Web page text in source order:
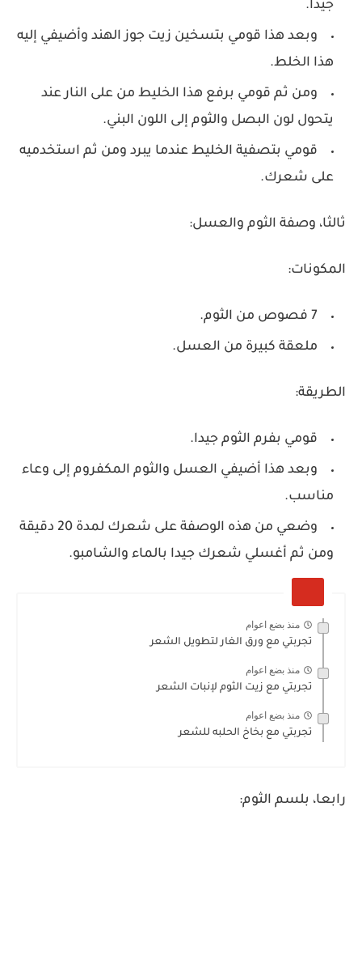
جيدا.
وبعد هذا قومي بتسخين زيت جوز الهند وأضيفي إليه
هذا الخلط.
ومن ثم قومي برفع هذا الخليط من على النار عند
يتحول لون البصل والثوم إلى اللون البني.
قومي بتصفية الخليط عندما يبرد ومن ثم استخدميه
على شعرك.
ثالثا، وصفة الثوم والعسل:
المكونات:
7 فصوص من الثوم.
ملعقة كبيرة من العسل.
الطريقة:
قومي بفرم الثوم جيدا.
وبعد هذا أضيفي العسل والثوم المكفروم إلى وعاء
مناسب.
وضعي من هذه الوصفة على شعرك لمدة 20 دقيقة
ومن ثم أغسلي شعرك جيدا بالماء والشامبو.
منذ بضع اعوام
تجربتي مع ورق الغار لتطويل الشعر
منذ بضع اعوام
تجربتي مع زيت الثوم لإنبات الشعر
منذ بضع اعوام
تجربتي مع بخاخ الحلبه للشعر
رابعا، بلسم الثوم: